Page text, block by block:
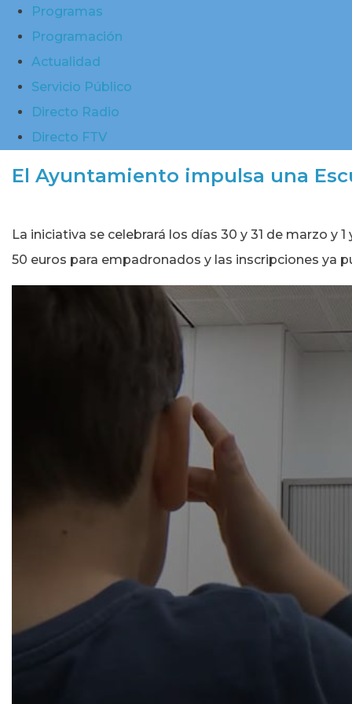
Programas
Programación
Actualidad
Servicio Público
Directo Radio
Directo FTV
El Ayuntamiento impulsa una
La iniciativa se celebrará los días 30 y 31 de marzo y
50 euros para empadronados y las inscripciones ya